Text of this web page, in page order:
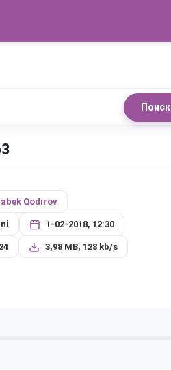
Поиск
Qodirov
1-02-2018, 12:30
3,98 MB, 128 kb/s